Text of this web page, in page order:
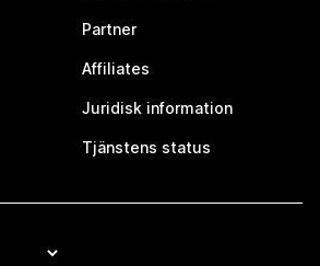
Partner
Affiliates
Juridisk information
Tjänstens status